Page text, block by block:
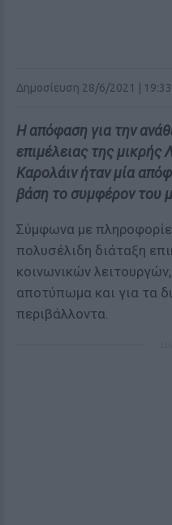
Δημοσίευση 28/6/2021 | 19:33
Η απόφαση για την
επιμέλειας της μικρής
Καρολάιν ήταν μία
βάση το συμφέρον του
Σύμφωνα με
πολυσέλιδη διάταξη
κοινωνικών
αποτύπωμα και για τα
περιβάλλοντα.